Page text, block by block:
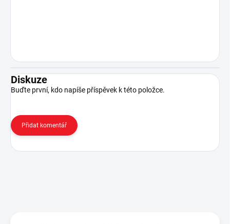
Diskuze
Buďte první, kdo napíše příspěvek k této položce.
Přidat komentář